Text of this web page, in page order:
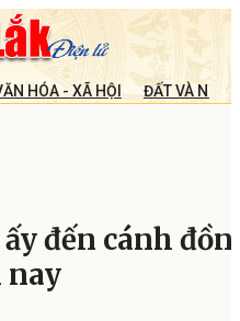
HÓA - XÃ HỘI ĐẤT VÀ
đến cánh
nay